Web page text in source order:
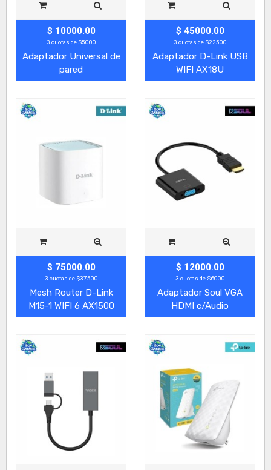
$ 10000.00
3 cuotas de $5000
Adaptador Universal de
pared
$ 45000.00
3 cuotas de $22500
Adaptador D-Link USB
WIFI AX18U
$ 75000.00
3 cuotas de $37500
Mesh Router D-Link
M15-1 WIFI 6 AX1500
$ 12000.00
3 cuotas de $6000
Adaptador Soul VGA
HDMI c/Audio